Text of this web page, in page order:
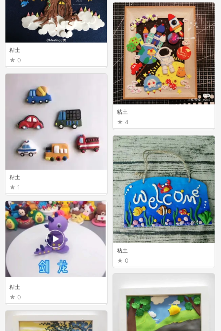
粘土
4
粘土
0
粘土
0
粘土
1
粘土
0